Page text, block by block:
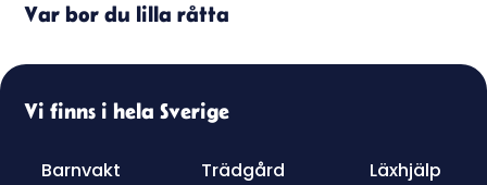
Var bor du lilla råtta
Vi finns i hela Sverige
Barnvakt Trädgård Läxhjälp